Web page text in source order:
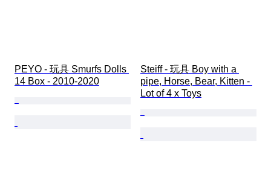
PEYO - 玩具 Smurfs Dolls
14 Box - 2010-2020
Steiff - 玩具 Boy with a
pipe, Horse, Bear, Kitten -
Lot of 4 x Toys